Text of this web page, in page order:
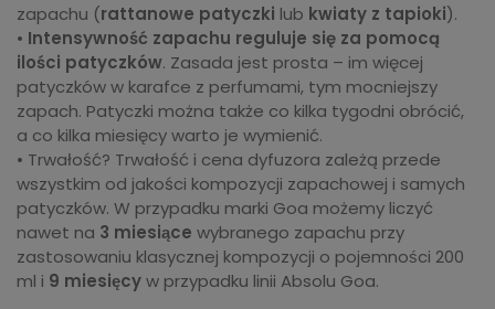
zapachu (rattanowe patyczki lub kwiaty z tapioki).
• Intensywność zapachu reguluje się za pomocą
ilości patyczków. Zasada jest prosta – im więcej
patyczków w karafce z perfumami, tym mocniejszy
zapach. Patyczki można także co kilka tygodni obrócić,
a co kilka miesięcy warto je wymienić.
• Trwałość? Trwałość i cena dyfuzora zależą przede
wszystkim od jakości kompozycji zapachowej i samych
patyczków. W przypadku marki Goa możemy liczyć
nawet na 3 miesiące wybranego zapachu przy
zastosowaniu klasycznej kompozycji o pojemności 200
ml i 9 miesięcyw przypadku linii Absolu Goa.